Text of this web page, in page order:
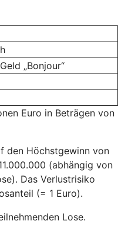
„Bonjour“
Euro in Beträgen von
den Höchstgewinn von
(abhängig von
Das Verlustrisiko
(= 1 Euro).
Lose.